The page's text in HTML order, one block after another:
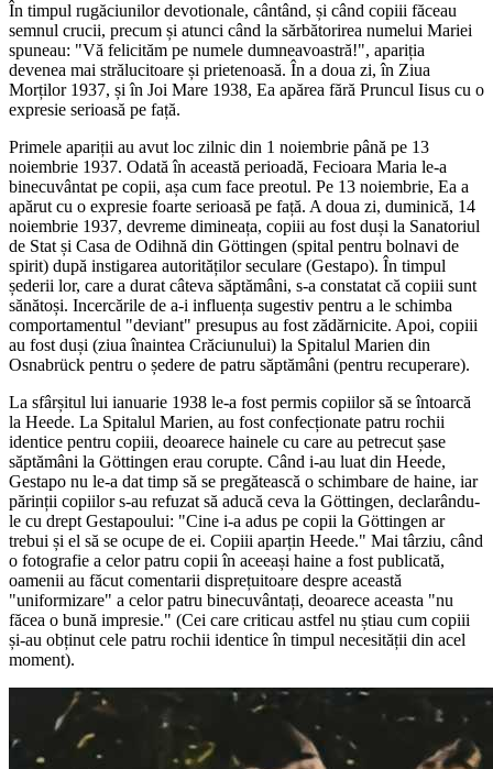
În timpul rugăciunilor devotionale, cântând, și când copiii făceau
semnul crucii, precum și atunci când la sărbătorirea numelui Mariei
spuneau: "Vă felicităm pe numele dumneavoastră!", apariția
devenea mai strălucitoare și prietenoasă. În a doua zi, în Ziua
Morților 1937, și în Joi Mare 1938, Ea apărea fără Pruncul Iisus cu o
expresie serioasă pe față.
Primele apariții au avut loc zilnic din 1 noiembrie până pe 13
noiembrie 1937. Odată în această perioadă, Fecioara Maria le-a
binecuvântat pe copii, așa cum face preotul. Pe 13 noiembrie, Ea a
apărut cu o expresie foarte serioasă pe față. A doua zi, duminică, 14
noiembrie 1937, devreme dimineața, copiii au fost duși la Sanatoriul
de Stat și Casa de Odihnă din Göttingen (spital pentru bolnavi de
spirit) după instigarea autorităților seculare (Gestapo). În timpul
șederii lor, care a durat câteva săptămâni, s-a constatat că copiii sunt
sănătoși. Incercările de a-i influența sugestiv pentru a le schimba
comportamentul "deviant" presupus au fost zădărnicite. Apoi, copiii
au fost duși (ziua înaintea Crăciunului) la Spitalul Marien din
Osnabrück pentru o ședere de patru săptămâni (pentru recuperare).
La sfârșitul lui ianuarie 1938 le-a fost permis copiilor să se întoarcă
la Heede. La Spitalul Marien, au fost confecționate patru rochii
identice pentru copiii, deoarece hainele cu care au petrecut șase
săptămâni la Göttingen erau corupte. Când i-au luat din Heede,
Gestapo nu le-a dat timp să se pregătească o schimbare de haine, iar
părinții copiilor s-au refuzat să aducă ceva la Göttingen, declarându-
le cu drept Gestapoului: "Cine i-a adus pe copii la Göttingen ar
trebui și el să se ocupe de ei. Copiii aparțin Heede." Mai târziu, când
o fotografie a celor patru copii în aceeași haine a fost publicată,
oamenii au făcut comentarii disprețuitoare despre această
"uniformizare" a celor patru binecuvântați, deoarece aceasta "nu
făcea o bună impresie." (Cei care criticau astfel nu știau cum copiii
și-au obținut cele patru rochii identice în timpul necesității din acel
moment).